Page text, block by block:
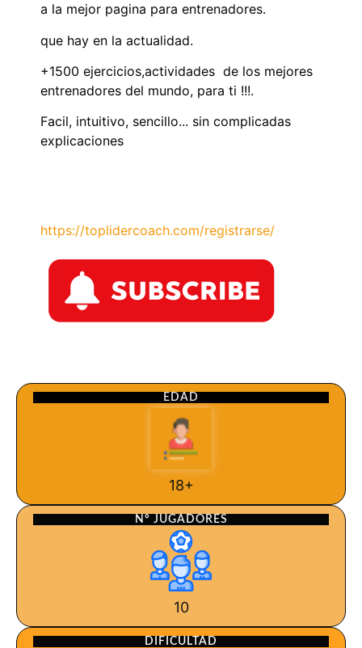
a la mejor pagina para entrenadores.
que hay en la actualidad.
+1500 ejercicios,actividades de los mejores
entrenadores del mundo, para ti !!!.
Facil, intuitivo, sencillo... sin complicadas
explicaciones
https://toplidercoach.com/registrarse/
EDAD
18+
Nº JUGADORES
10
DIFICULTAD